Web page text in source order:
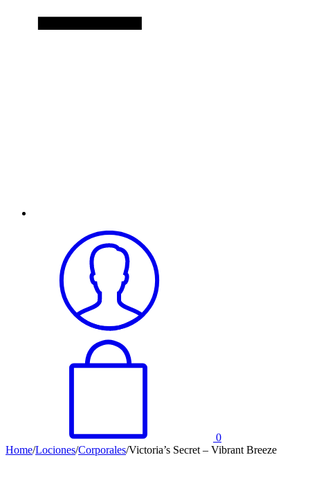
0
Home/Lociones/Corporales/Victoria’s Secret – Vibrant Breeze